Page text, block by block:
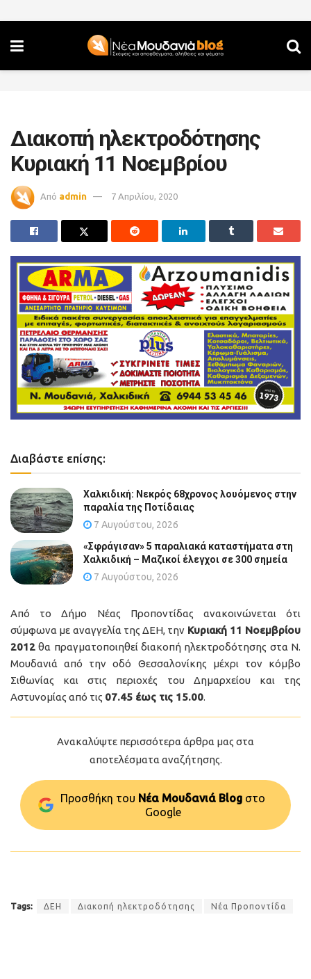
Διακοπή ηλεκτροδότησης
Κυριακή 11 Νοεμβρίου
Από admin 7 Απριλίου, 2020
Διαβάστε επίσης:
Χαλκιδική: Νεκρός 68χρονος λουόμενος στην
παραλία της Ποτίδαιας
7 Αυγούστου, 2026
«Σφράγισαν» 5 παραλιακά καταστήματα στη
Χαλκιδική – Μαζικοί έλεγχοι σε 300 σημεία
7 Αυγούστου, 2026
Από το Δήμο Νέας Προποντίδας ανακοινώνεται ότι
σύμφωνα με αναγγελία της ΔΕΗ, την Κυριακή 11 Νοεμβρίου
2012 θα πραγματοποιηθεί διακοπή ηλεκτροδότησης στα Ν.
Μουδανιά από την οδό Θεσσαλονίκης μέχρι τον κόμβο
Σιθωνίας και στις περιοχές του Δημαρχείου και της
Αστυνομίας από τις 07.45 έως τις 15.00.
Ανακαλύψτε περισσότερα άρθρα μας στα
αποτελέσματα αναζήτησης.
Προσθήκη του Νέα Μουδανιά Blog στo
Google
Tags: ΔΕΗ Διακοπή ηλεκτροδότησης Νέα Προποντίδα